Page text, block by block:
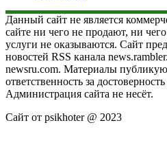
Данный сайт не является
сайте ни чего не продают, ни
услуги не оказываются. Сайт
новостей RSS канала
newsru.com. Материалы
ответственность за
Администрация сайта не несёт.
Сайт от psikhoter @ 2023